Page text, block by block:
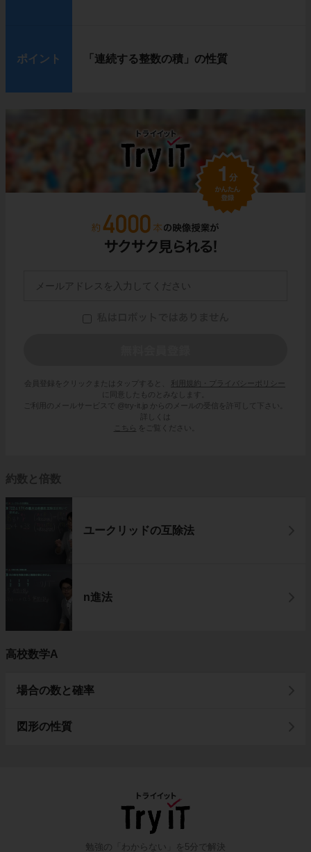
ポイント 「連続する整数の積」の性質
会員登録をクリックまたはタップすると、
利用規約・プライバシーポリシー
に同意したものとみなします。
ご利用のメールサービスで @try-it.jp からのメールの受信を許可して下さい。
詳しくは
こちら
をご覧ください。
約数と倍数
ユークリッドの互除法
n進法
高校数学A
場合の数と確率
図形の性質
勉強の「わからない」を5分で解決